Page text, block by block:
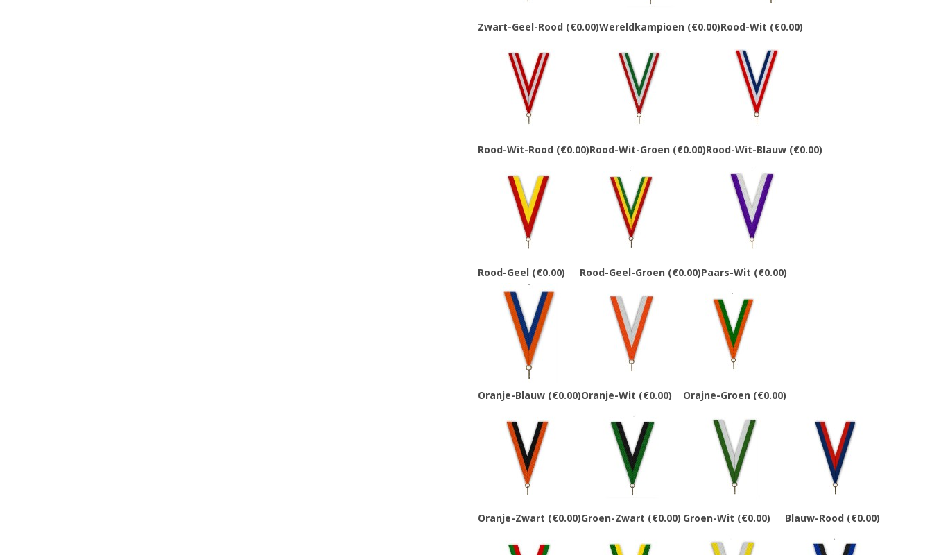
Zwart-Geel-Rood (€0.00)Wereldkampioen (€0.00)Rood-Wit (€0.00)
Rood-Wit-Rood (€0.00)Rood-Wit-Groen (€0.00)Rood-Wit-Blauw (€0.00)
Rood-Geel (€0.00) Rood-Geel-Groen (€0.00)Paars-Wit (€0.00)
Oranje-Blauw (€0.00)Oranje-Wit (€0.00) Orajne-Groen (€0.00)
Oranje-Zwart (€0.00)Groen-Zwart (€0.00) Groen-Wit (€0.00) Blauw-Rood (€0.00)